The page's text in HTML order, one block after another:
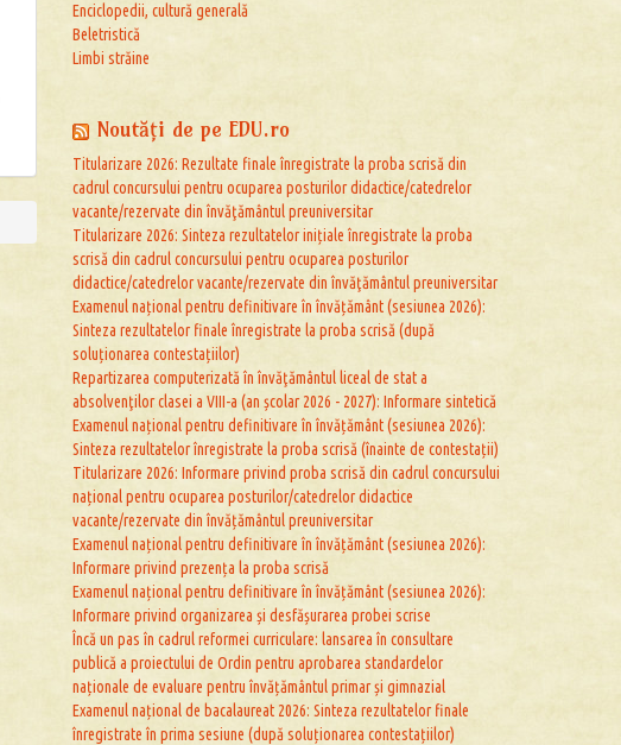
Enciclopedii, cultură generală
Beletristică
Limbi străine
Noutăţi de pe EDU.ro
Titularizare 2026: Rezultate finale înregistrate la proba scrisă din
cadrul concursului pentru ocuparea posturilor didactice/catedrelor
vacante/rezervate din învăţământul preuniversitar
Titularizare 2026: Sinteza rezultatelor inițiale înregistrate la proba
scrisă din cadrul concursului pentru ocuparea posturilor
didactice/catedrelor vacante/rezervate din învăţământul preuniversitar
Examenul național pentru definitivare în învățământ (sesiunea 2026):
Sinteza rezultatelor finale înregistrate la proba scrisă (după
soluționarea contestațiilor)
Repartizarea computerizată în învăţământul liceal de stat a
absolvenţilor clasei a VIII-a (an școlar 2026 - 2027): Informare sintetică
Examenul național pentru definitivare în învățământ (sesiunea 2026):
Sinteza rezultatelor înregistrate la proba scrisă (înainte de contestații)
Titularizare 2026: Informare privind proba scrisă din cadrul concursului
național pentru ocuparea posturilor/catedrelor didactice
vacante/rezervate din învățământul preuniversitar
Examenul național pentru definitivare în învățământ (sesiunea 2026):
Informare privind prezența la proba scrisă
Examenul național pentru definitivare în învățământ (sesiunea 2026):
Informare privind organizarea și desfășurarea probei scrise
Încă un pas în cadrul reformei curriculare: lansarea în consultare
publică a proiectului de Ordin pentru aprobarea standardelor
naționale de evaluare pentru învățământul primar și gimnazial
Examenul național de bacalaureat 2026: Sinteza rezultatelor finale
înregistrate în prima sesiune (după soluționarea contestațiilor)